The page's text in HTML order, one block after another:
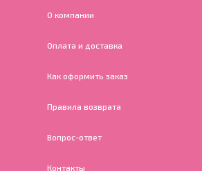
О компании
Оплата и доставка
Как оформить заказ
Правила возврата
Вопрос-ответ
Контакты